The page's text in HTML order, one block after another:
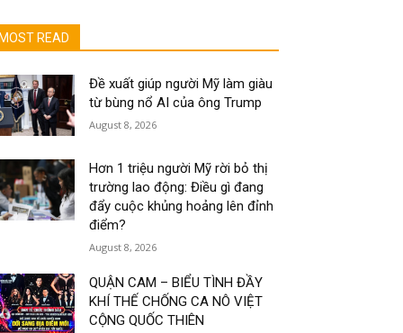
MOST READ
Đề xuất giúp người Mỹ làm giàu
từ bùng nổ AI của ông Trump
August 8, 2026
Hơn 1 triệu người Mỹ rời bỏ thị
trường lao động: Điều gì đang
đẩy cuộc khủng hoảng lên đỉnh
điểm?
August 8, 2026
QUẬN CAM – BIỂU TÌNH ĐẦY
KHÍ THẾ CHỐNG CA NÔ VIỆT
CỘNG QUỐC THIÊN